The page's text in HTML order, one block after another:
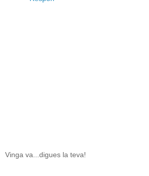
Vinga va...digues la teva!